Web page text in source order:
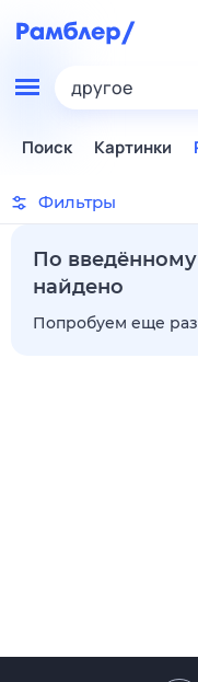
другое
Поиск Картинки
Фильтры
По
найдено
Попробуем еще